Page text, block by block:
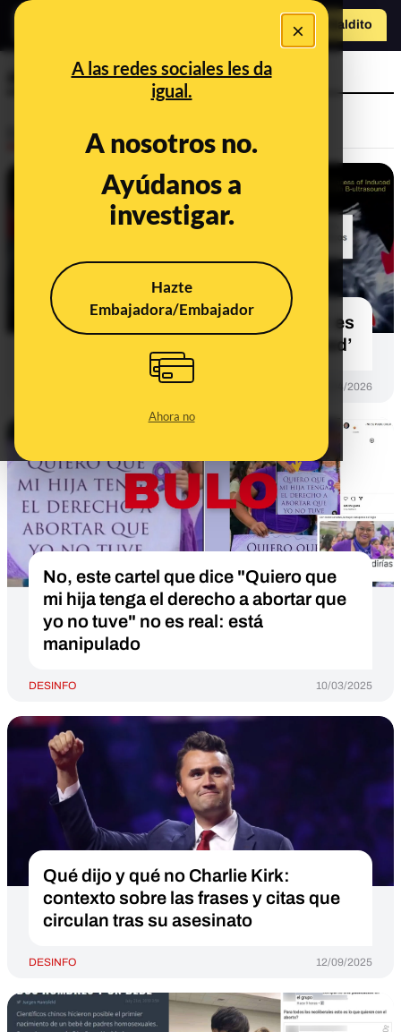
×
A las redes sociales les da
igual.
A nosotros no.
Ayúdanos a
investigar.
Hazte
Embajadora/Embajador
Ahora no
Hazte Maldito
aborto
No, este vídeo no es un aborto real: es
una escena de la película ‘Unplanned’
21/04/2026
No, este cartel que dice "Quiero que
mi hija tenga el derecho a abortar que
yo no tuve" no es real: está
manipulado
DESINFO 10/03/2025
Qué dijo y qué no Charlie Kirk:
contexto sobre las frases y citas que
circulan tras su asesinato
DESINFO 12/09/2025